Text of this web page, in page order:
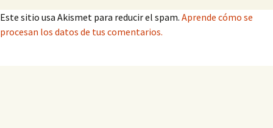
Este sitio usa Akismet para reducir el spam. Aprende cómo se
procesan los datos de tus comentarios.